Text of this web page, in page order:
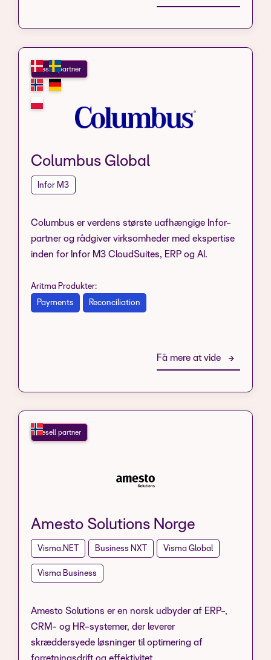
Resell partner
Columbus Global
Infor M3
Columbus er verdens største uafhængige Infor-
partner og rådgiver virksomheder med ekspertise
inden for Infor M3 CloudSuites, ERP og AI.
Aritma Produkter:
Payments Reconciliation
Få mere at vide
Resell partner
Amesto Solutions Norge
Visma.NET Business NXT Visma Global
Visma Business
Amesto Solutions er en norsk udbyder af ERP-,
CRM- og HR-systemer, der leverer
skræddersyede løsninger til optimering af